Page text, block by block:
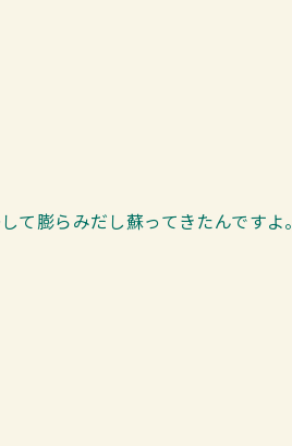
て膨らみだし蘇ってきたんですよ。